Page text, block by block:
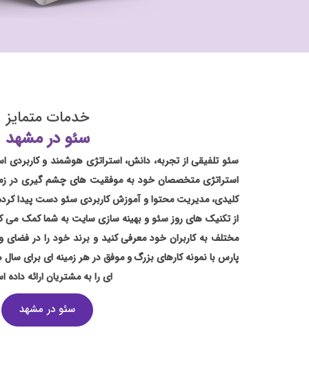
خدمات متمایز
سئو در مشهد
سئو تلفیقی از تجربه، دانش، استراتژی هوشمند و کاربردی
استراتژی متخصصان خود به موفقیت های چشم گیری در
کلیدی، مدیریت محتوا و آموزش کاربردی سئو دست پیدا کرده
از تکنیک های روز سئو و بهینه سازی سایت به شما کمک می
مختلف به کاربران خود معرفی کنید و برند خود را در
پارس با نمونه کارهای بزرگ و موفق در هر زمینه ای برای
ای را به مشتریان ارائه
سئو در مشهد